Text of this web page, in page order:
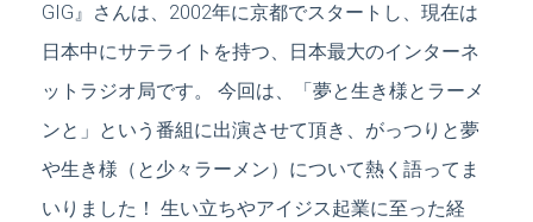
GIG』さんは、2002年に京都でスタートし、現在は
日本中にサテライトを持つ、日本最大のインターネ
ットラジオ局です。 今回は、「夢と生き様とラーメ
ンと」という番組に出演させて頂き、がっつりと夢
や生き様（と少々ラーメン）について熱く語ってま
いりました！ 生い立ちやアイジス起業に至った経